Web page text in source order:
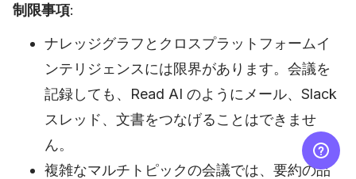
制限事項:
ナレッジグラフとクロスプラットフォームイ
ンテリジェンスには限界があります。会議を
記録しても、Read AI のようにメール、Slack
スレッド、文書をつなげることはできませ
ん。
複雑なマルチトピックの会議では、要約の品